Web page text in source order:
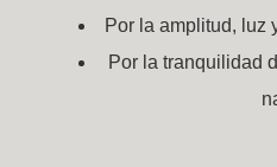
Por la amplitud, luz
Por la tranquilidad